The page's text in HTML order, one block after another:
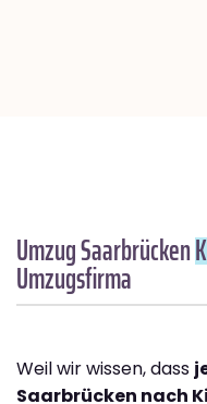
Umzug Saarbrücken
Umzugsfirma
Weil wir wissen, dass
Saarbrücken nach